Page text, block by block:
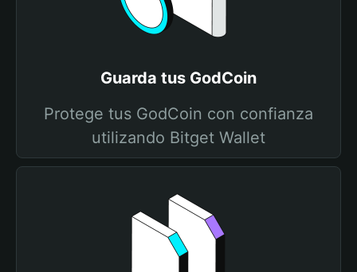
Guarda tus GodCoin
Protege tus GodCoin con confianza
utilizando Bitget Wallet